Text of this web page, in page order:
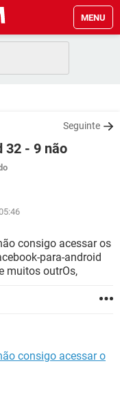
MENU
Seguinte
32 - 9 não
consigo acessar os
para-android
muitos outrOs,
consigo acessar o